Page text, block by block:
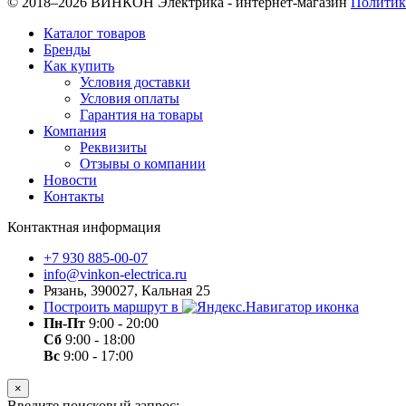
Каталог товаров
Бренды
Как купить
Условия доставки
Условия оплаты
Гарантия на товары
Компания
Реквизиты
Отзывы о компании
Новости
Контакты
Контактная информация
+7 930 885-00-07
info@vinkon-electrica.ru
Рязань, 390027, Кальная 25
Построить маршрут в
Пн-Пт 9:00 - 20:00
Сб 9:00 - 18:00
Вс 9:00 - 17:00
×